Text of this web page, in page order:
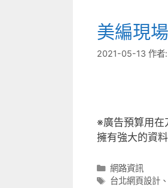
美編現
2021-05-13 作者:
※廣告預算用在
擁有強大的資
分
類
網路資訊
標
台北網頁設計、